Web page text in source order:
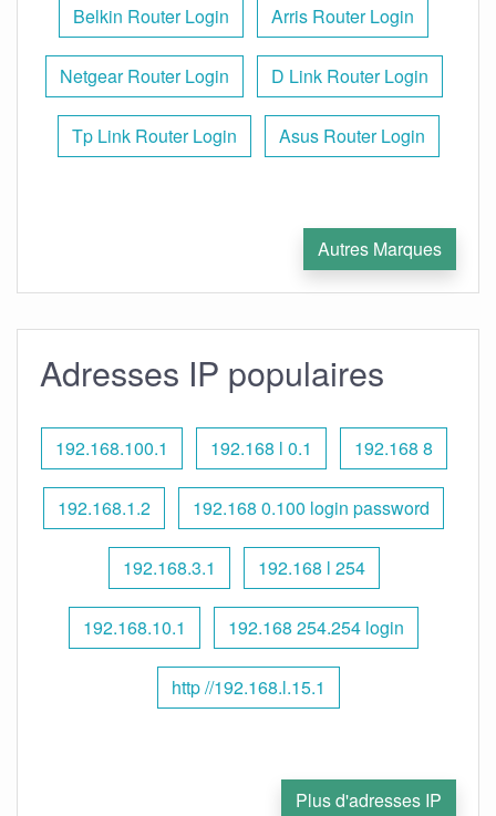
Belkin Router Login Arris Router Login
Netgear Router Login D Link Router Login
Tp Link Router Login Asus Router Login
Autres Marques
Adresses IP populaires
192.168.100.1 192.168 l 0.1 192.168 8
192.168.1.2 192.168 0.100 login password
192.168.3.1 192.168 l 254
192.168.10.1 192.168 254.254 login
http //192.168.l.15.1
Plus d'adresses IP